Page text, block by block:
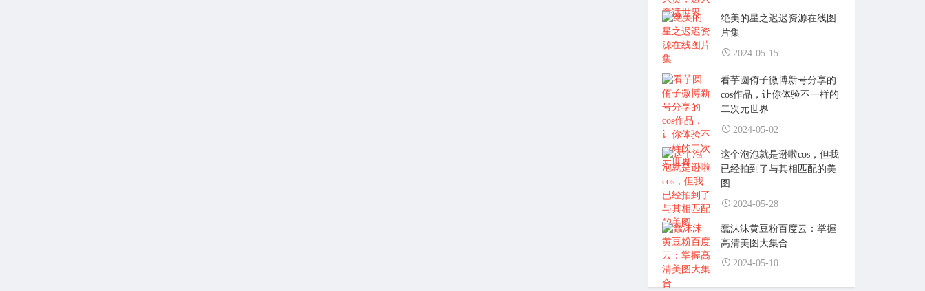
绝美的星之迟迟资源在线图
片集
2024-05-15
看芋圆侑子微博新号分享的
cos作品，让你体验不一样的
二次元世界
2024-05-02
这个泡泡就是逊啦cos，但我
已经拍到了与其相匹配的美
图
2024-05-28
蠢沫沫黄豆粉百度云：掌握
高清美图大集合
2024-05-10